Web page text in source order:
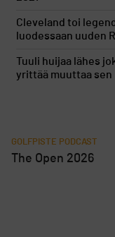
Cleveland toi
luodessaan uuden
Tuuli huijaa lähes
yrittää muuttaa sen
GOLFPISTE PODCAST
The Open 2026